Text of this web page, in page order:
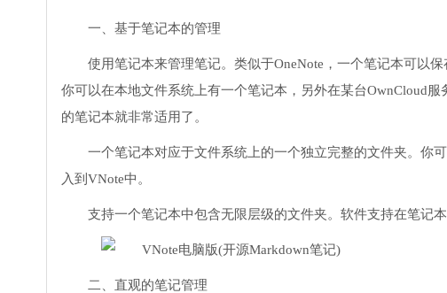
一、基于笔记本的管理
使用笔记本来管理笔记。类似于OneNote，一个笔记本可以
你可以在本地文件系统上有一个笔记本，另外在某台OwnCloud
的笔记本就非常适用了。
一个笔记本对应于文件系统上的一个独立完整的文件夹。你
入到VNote中。
支持一个笔记本中包含无限层级的文件夹。软件支持在笔记
二、直观的笔记管理